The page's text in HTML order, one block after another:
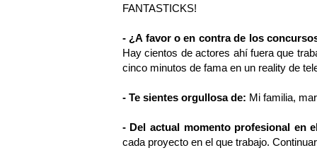
FANTASTICKS!
- ¿A favor o en contra de los
Hay cientos de actores ahí fuera que
cinco minutos de fama en un reality de
- Te sientes orgullosa de: Mi familia,
- Del actual momento profesional en
cada proyecto en el que trabajo.